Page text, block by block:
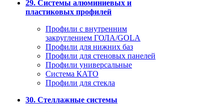
29. Системы алюминиевых и
пластиковых профилей
Профили с внутренним
закруглением ГОЛА/GOLA
Профили для нижних баз
Профили для стеновых панелей
Профили универсальные
Система КАТО
Профили для стекла
30. Стеллажные системы